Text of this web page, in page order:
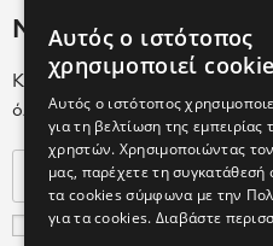
Newsletter
Κάνε εγγραφή στο Newsletter
όλα τα νέα μας και τα
Συμφωνώ με τουςΌρους
Αυτός ο ιστότοπος
χρησιμοποιεί
Αυτός ο ιστότοπος
για τη βελτίωση της εμπειρίας
χρηστών. Χρησιμοποιώντας
μας, παρέχετε τη συγκατάθεσή
τα cookies σύμφωνα με την
για τα cookies. Διαβάστε